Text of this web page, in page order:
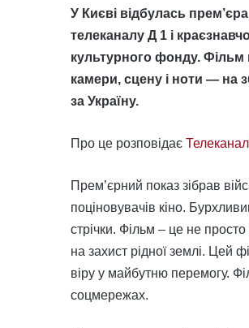
У Києві відбулась
телеканалу Д 1 і
культурного фонду. Фільм
камери, сцену і ноти — на
за Україну.
Про це розповідає
Прем’єрний показ зібрав
поціновувачів кіно.
стрічки. Фільм – це не
на захист рідної землі. Цей
віру у майбутню перемогу.
соцмережах.